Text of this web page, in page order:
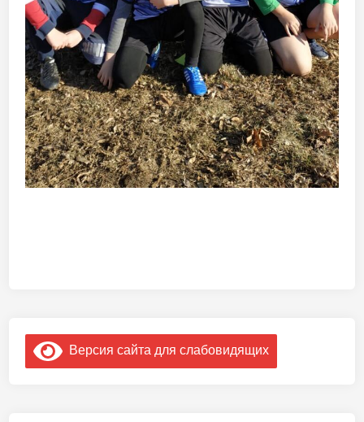
Версия сайта для слабовидящих